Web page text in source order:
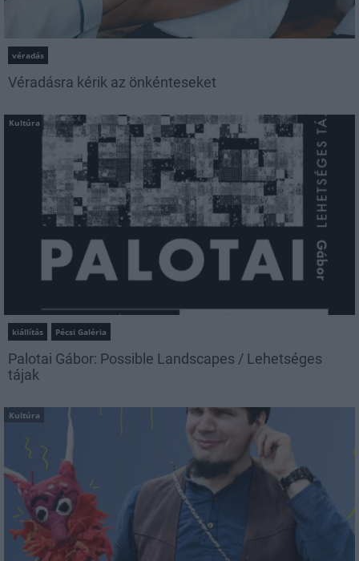
véradás
Véradásra kérik az önkénteseket
Kultúra
kiállítás Pécsi Galéria
Palotai Gábor: Possible Landscapes / Lehetséges
tájak
Kultúra